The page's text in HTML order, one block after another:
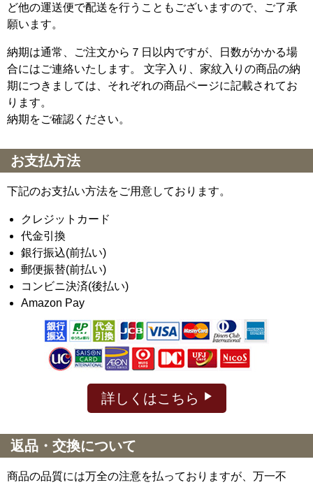
ど他の運送便で配送を行うこともございますので、ご了承
願います。
納期は通常、ご注文から７日以内ですが、日数がかかる場
合にはご連絡いたします。 文字入り、家紋入りの商品の納
期につきましては、それぞれの商品ページに記載されてお
ります。
納期をご確認ください。
お支払方法
下記のお支払い方法をご用意しております。
クレジットカード
代金引換
銀行振込(前払い)
郵便振替(前払い)
コンビニ決済(後払い)
Amazon Pay
詳しくはこちら
返品・交換について
商品の品質には万全の注意を払っておりますが、万一不